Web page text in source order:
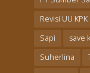
Revisi UU KPK
Sapi
save
Suherlina